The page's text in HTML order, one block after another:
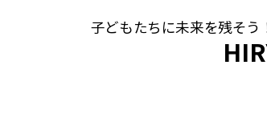
子どもたちに未来を残そう